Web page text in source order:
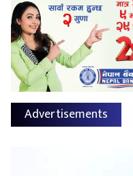
Advertisements